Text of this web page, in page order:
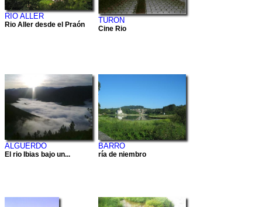
RIO ALLER
Rio Aller desde el Praón TURON
Cine Rio
ALGUERDO
El rio Ibias bajo un...
BARRO
ría de niembro